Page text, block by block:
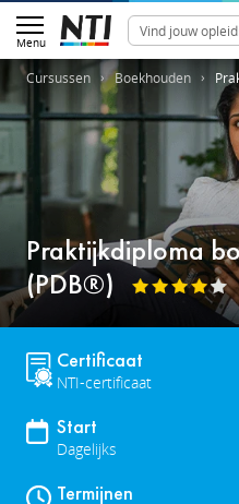
Menu
Cursussen Boekhouden
Praktijkdiploma
(PDB®)
Certificaat
NTI-certificaat
Start
Dagelijks
Termijnen